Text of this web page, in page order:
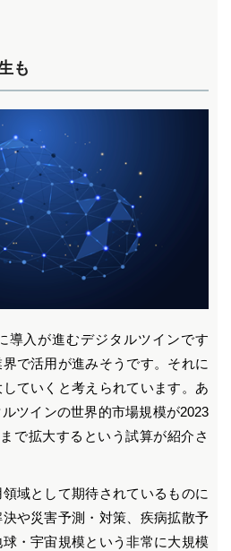
も
入が進むデジタルツインです
で活用が進みそうです。それに
ていくと考えられています。あ
ツインの世界的市場規模が2023
で拡大するという試算が紹介さ
域として期待されているものに
や災害予測・対策、疾病拡散予
・宇宙規模という非常に大規模